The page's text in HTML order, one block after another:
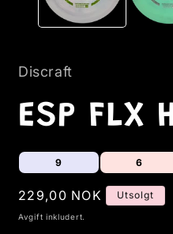
Discraft
ESP FLX
9 6
Vanlig
pris
229,00 NOK Utsolgt
Avgift inkludert.